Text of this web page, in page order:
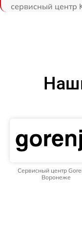
сервисный центр
Сервисный центр
Воронеже